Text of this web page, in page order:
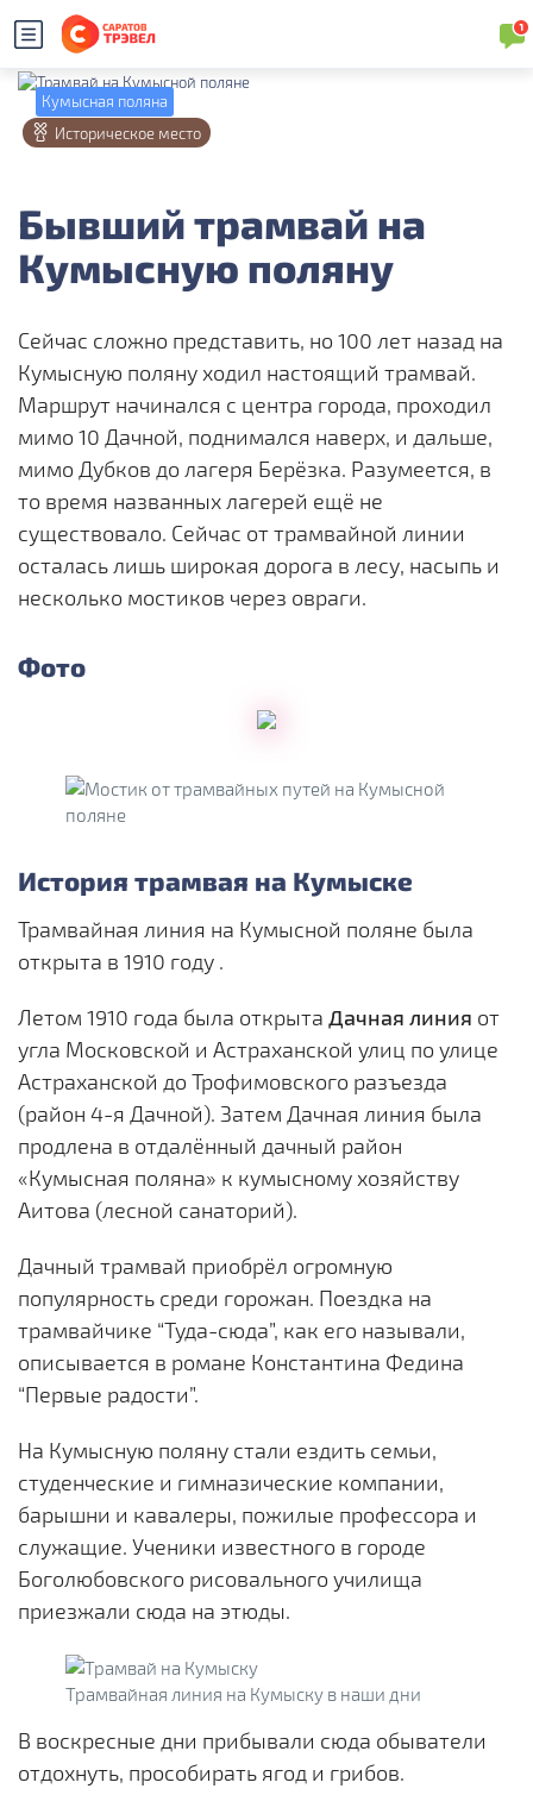
Кумысная поляна
Историческое место
Бывший трамвай на
Кумысную поляну
Сейчас сложно представить, но 100 лет назад на
Кумысную поляну ходил настоящий трамвай.
Маршрут начинался с центра города, проходил
мимо 10 Дачной, поднимался наверх, и дальше,
мимо Дубков до лагеря Берёзка. Разумеется, в
то время названных лагерей ещё не
существовало. Сейчас от трамвайной линии
осталась лишь широкая дорога в лесу, насыпь и
несколько мостиков через овраги.
Фото
История трамвая на Кумыске
Трамвайная линия на Кумысной поляне была
открыта в 1910 году .
Летом 1910 года была открыта Дачная линия от
угла Московской и Астраханской улиц по улице
Астраханской до Трофимовского разъезда
(район 4-я Дачной). Затем Дачная линия была
продлена в отдалённый дачный район
«Кумысная поляна» к кумысному хозяйству
Аитова (лесной санаторий).
Дачный трамвай приобрёл огромную
популярность среди горожан. Поездка на
трамвайчике “Туда-сюда”, как его называли,
описывается в романе Константина Федина
“Первые радости”.
На Кумысную поляну стали ездить семьи,
студенческие и гимназические компании,
барышни и кавалеры, пожилые профессора и
служащие. Ученики известного в городе
Боголюбовского рисовального училища
приезжали сюда на этюды.
Трамвайная линия на Кумыску в наши дни
В воскресные дни прибывали сюда обыватели
отдохнуть, прособирать ягод и грибов.